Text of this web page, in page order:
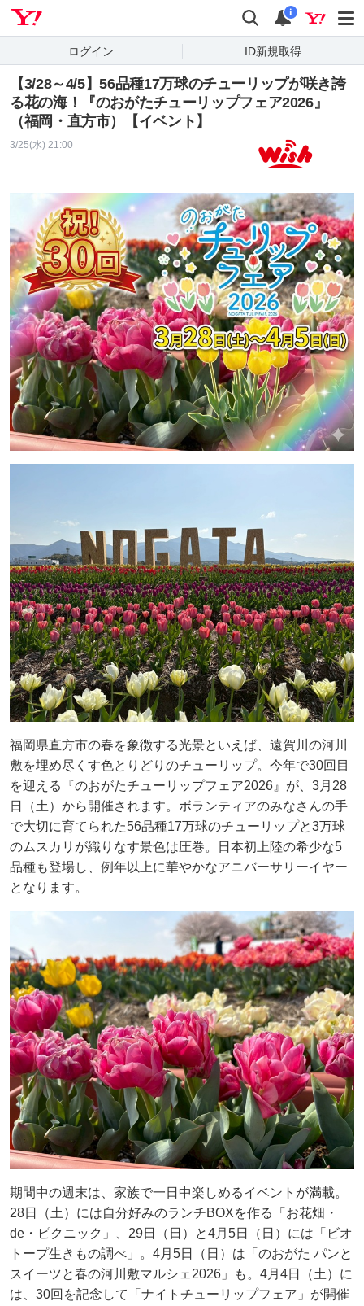
検索 通知
i
ログイン ID新規取得
【3/28～4/5】56品種17万球のチューリップが咲き誇
る花の海！『のおがたチューリップフェア2026』
（福岡・直方市）【イベント】
3/25(水) 21:00
福岡県直方市の春を象徴する光景といえば、遠賀川の河川
敷を埋め尽くす色とりどりのチューリップ。今年で30回目
を迎える『のおがたチューリップフェア2026』が、3月28
日（土）から開催されます。ボランティアのみなさんの手
で大切に育てられた56品種17万球のチューリップと3万球
のムスカリが織りなす景色は圧巻。日本初上陸の希少な5
品種も登場し、例年以上に華やかなアニバーサリーイヤー
となります。
期間中の週末は、家族で一日中楽しめるイベントが満載。
28日（土）には自分好みのランチBOXを作る「お花畑・
de・ピクニック」、29日（日）と4月5日（日）には「ビオ
トープ生きもの調べ」。4月5日（日）は「のおがた パンと
スイーツと春の河川敷マルシェ2026」も。4月4日（土）に
は、30回を記念して「ナイトチューリップフェア」が開催